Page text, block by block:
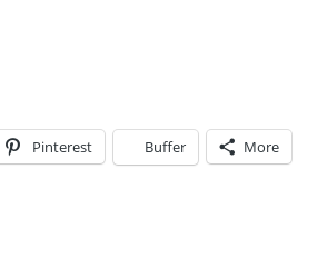
Pinterest Buffer More